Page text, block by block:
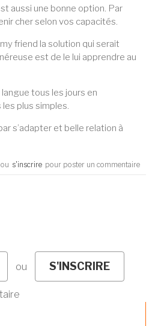
aussi une bonne option. Par
cher selon vos capacités.
friend la solution qui serait
est de le lui apprendre au
langue tous les jours en
plus simples.
s’adapter et belle relation à
ou s'inscrire pour poster un commentaire
ou S'INSCRIRE